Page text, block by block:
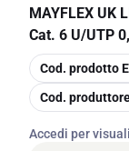
MAYFLEX UK
Cat. 6 U/UTP
copia
Cod. prodotto
copia
Cod.
Accedi per